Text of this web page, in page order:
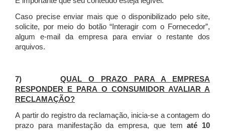
Caso precise enviar mais que o disponibilizado pelo site,
solicite, por meio do botão “Interagir com o Fornecedor”,
algum e-mail da empresa para enviar o restante dos
arquivos.
7)QUAL O PRAZO PARA A EMPRESA
RESPONDER E PARA O CONSUMIDOR AVALIAR A
RECLAMAÇÃO?
A partir do registro da reclamação, inicia-se a contagem do
prazo para manifestação da empresa, que tematé 10